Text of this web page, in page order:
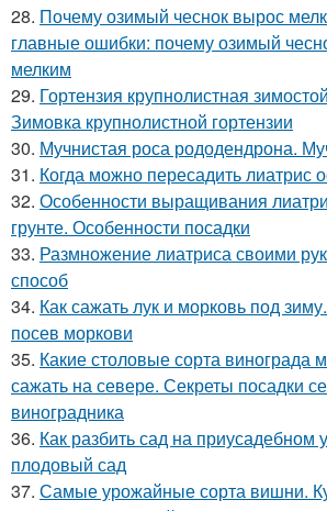
28. Почему озимый чеснок вырос
главные ошибки: почему озимый
мелким
29. Гортензия крупнолистная
Зимовка крупнолистной гортензии
30. Мучнистая роса рододендрона.
31. Когда можно пересадить лиатрис
32. Особенности выращивания
грунте. Особенности посадки
33. Размножение лиатриса своими
способ
34. Как сажать лук и морковь под
посев моркови
35. Какие столовые сорта винограда
сажать на севере. Секреты посадки
виноградника
36. Как разбить сад на приусадебном
плодовый сад
37. Самые урожайные сорта вишни.